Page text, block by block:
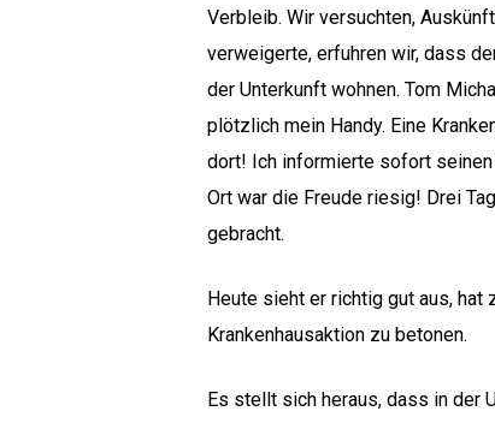
Hit enter to search or ESC to close
Verbleib. Wir versuchten,
verweigerte, erfuhren wir, dass
der Unterkunft wohnen. Tom
plötzlich mein Handy. Eine
dort! Ich informierte sofort seinen
Ort war die Freude riesig! Drei
gebracht.
Heute sieht er richtig gut aus, hat
Krankenhausaktion zu betonen.
Es stellt sich heraus, dass in der